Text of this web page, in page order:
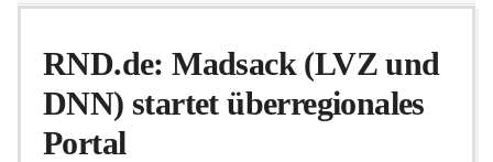
Nachrichten
Flurschelte
RND.de: Madsack (LVZ und
DNN) startet überregionales
Portal